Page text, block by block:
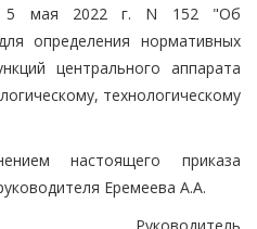
5 мая 2022 г. N 152 "Об
определения нормативных
центрального аппарата
технологическому
настоящего приказа
Еремеева А.А.